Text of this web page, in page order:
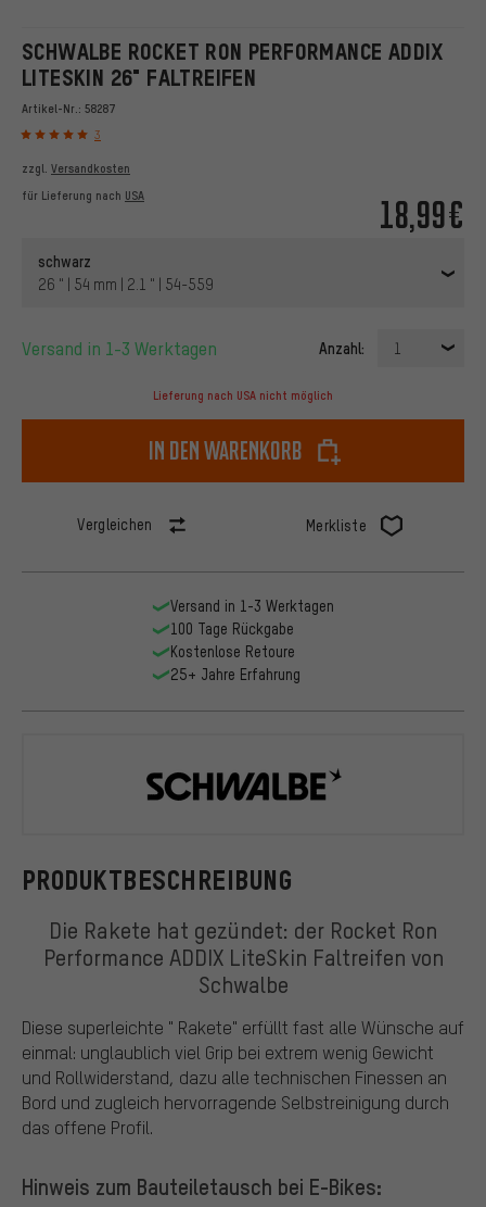
SCHWALBE ROCKET RON PERFORMANCE ADDIX
LITESKIN 26" FALTREIFEN
Artikel-Nr.: 58287
3
18,99€
zzgl. Versandkosten
für Lieferung nach USA
schwarz
26 " | 54 mm | 2.1 " | 54-559
Versand in 1-3 Werktagen Anzahl: 1
Lieferung nach USA nicht möglich
In den Warenkorb
Vergleichen Merkliste
PRODUKTBESCHREIBUNG
Die Rakete hat gezündet: der Rocket Ron
Performance ADDIX LiteSkin Faltreifen von
Schwalbe
Diese superleichte " Rakete" erfüllt fast alle Wünsche auf
einmal: unglaublich viel Grip bei extrem wenig Gewicht
und Rollwiderstand, dazu alle technischen Finessen an
Bord und zugleich hervorragende Selbstreinigung durch
das offene Profil.
Hinweis zum Bauteiletausch bei E-Bikes:
Versand in 1-3 Werktagen
100 Tage Rückgabe
Kostenlose Retoure
25+ Jahre Erfahrung